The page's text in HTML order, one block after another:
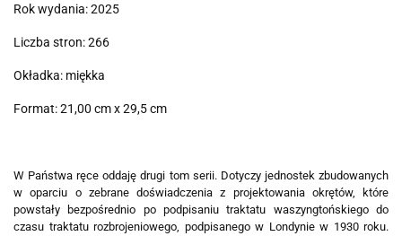
Rok wydania: 2025
Liczba stron: 266
Okładka: miękka
Format: 21,00 cm x 29,5 cm
W Państwa ręce oddaję drugi tom serii. Dotyczy jednostek zbudowanych
w oparciu o zebrane doświadczenia z projektowania okrętów, które
powstały bezpośrednio po podpisaniu traktatu waszyngtońskiego do
czasu traktatu rozbrojeniowego, podpisanego w Londynie w 1930 roku.